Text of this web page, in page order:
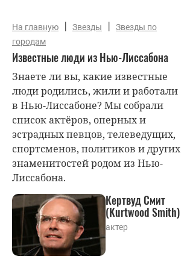
На главную | Звезды |
Звезды по
городам
Известные люди из Нью-Лиссабона
Знаете ли вы, какие известные
люди родились, жили и работали
в Нью-Лиссабоне? Мы собрали
список актёров, оперных и
эстрадных певцов, телеведущих,
спортсменов, политиков и других
знаменитостей родом из Нью-
Лиссабона.
Кертвуд Смит
(Kurtwood Smith)
актер